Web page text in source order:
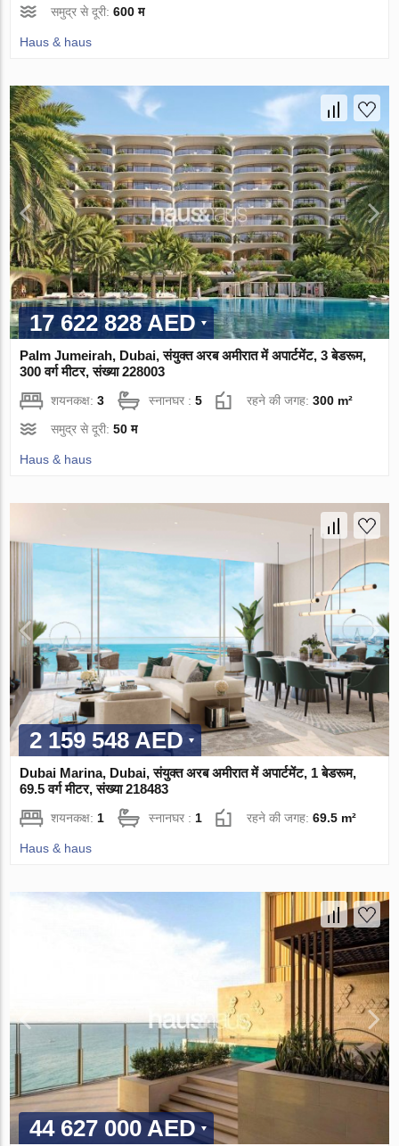
समुद्र से दूरी:600 म
Haus & haus
17 622 828 AED
Palm Jumeirah, Dubai, संयुक्त अरब अमीरात में अपार्टमेंट, 3 बेडरूम,
300 वर्ग मीटर, संख्या 228003
शयनकक्ष:3 स्नानघर :5 रहने की जगह:300 m²
समुद्र से दूरी:50 म
Haus & haus
2 159 548 AED
Dubai Marina, Dubai, संयुक्त अरब अमीरात में अपार्टमेंट, 1 बेडरूम,
69.5 वर्ग मीटर, संख्या 218483
शयनकक्ष: 1 स्नानघर : 1 रहने की जगह:69.5 m²
Haus & haus
44 627 000 AED